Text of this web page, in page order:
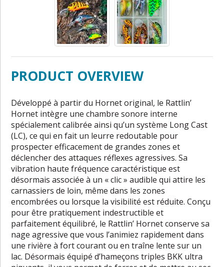
PRODUCT OVERVIEW
Développé à partir du Hornet original, le Rattlin’
Hornet intègre une chambre sonore interne
spécialement calibrée ainsi qu’un système Long Cast
(LC), ce qui en fait un leurre redoutable pour
prospecter efficacement de grandes zones et
déclencher des attaques réflexes agressives. Sa
vibration haute fréquence caractéristique est
désormais associée à un « clic » audible qui attire les
carnassiers de loin, même dans les zones
encombrées ou lorsque la visibilité est réduite. Conçu
pour être pratiquement indestructible et
parfaitement équilibré, le Rattlin’ Hornet conserve sa
nage agressive que vous l’animiez rapidement dans
une rivière à fort courant ou en traîne lente sur un
lac. Désormais équipé d’hameçons triples BKK ultra